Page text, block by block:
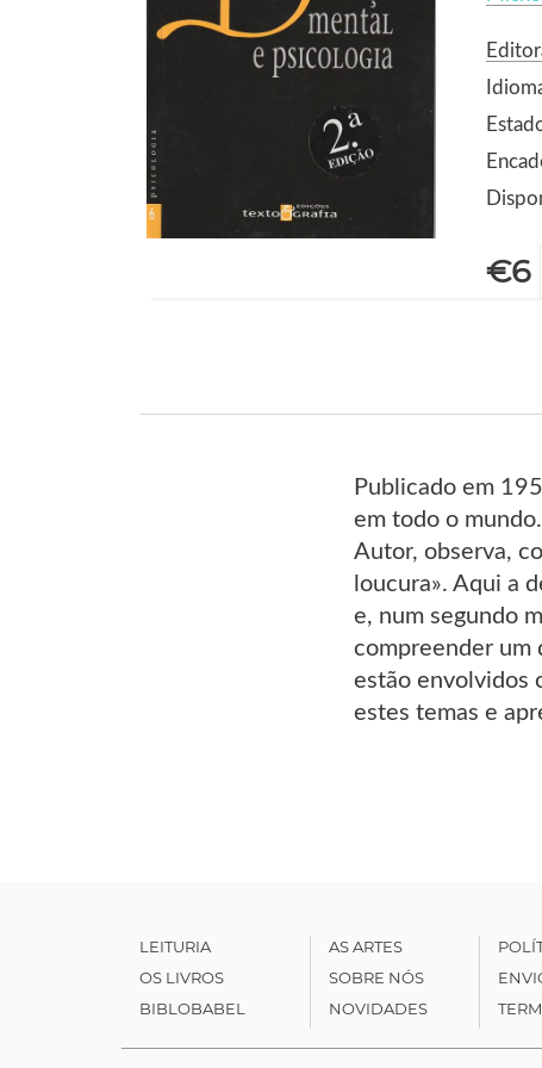
€6
Publicado em
em todo o
Autor, observa,
loucura». Aqui a
e, num segundo
compreender um
estão envolvidos
estes temas e
LEITURIA
OS LIVROS
BIBLOBABEL
AS ARTES
SOBRE NÓS
NOVIDADES